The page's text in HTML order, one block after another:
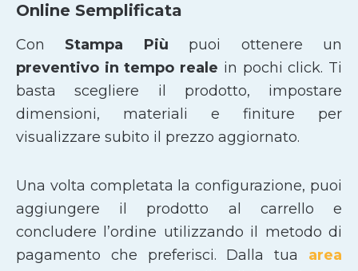
Online Semplificata
Con Stampa Più puoi ottenere un
preventivo in tempo reale in pochi click. Ti
basta scegliere il prodotto, impostare
dimensioni, materiali e finiture per
visualizzare subito il prezzo aggiornato.
Una volta completata la configurazione, puoi
aggiungere il prodotto al carrello e
concludere l’ordine utilizzando il metodo di
pagamento che preferisci. Dalla tua area